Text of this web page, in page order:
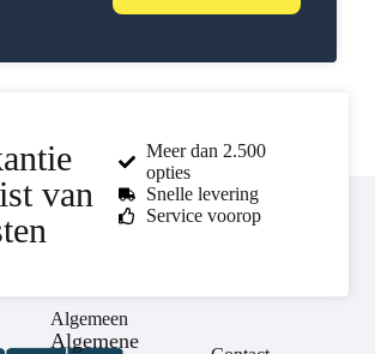
van
Meer dan 2.500
opties
Snelle levering
Service voorop
Algemeen
Algemene